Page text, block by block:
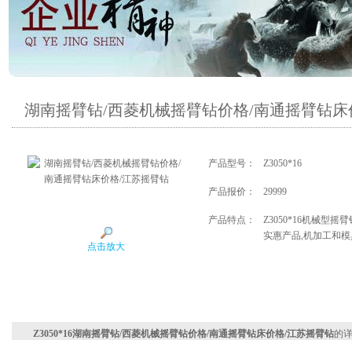
湖南摇臂钻/西菱机械摇臂钻价格/南通摇臂钻
点击放大
产品型号： Z3050*16
产品报价： 29999
产品特点：
Z3050*16机械型摇
实惠产品,机加工和
Z3050*16湖南摇臂钻/西菱机械摇臂钻价格/南通摇臂钻床价格/江苏摇臂钻的